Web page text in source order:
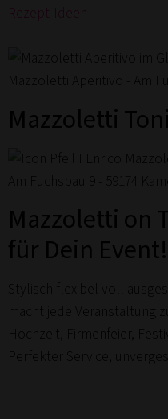
Rezept-Ideen
Mazzoletti
Mazzoletti on
für Dein Event!
Stylisch flexibel voll
macht jede Veranstaltung
Hochzeit, Firmenfeier,
Perfekter Service,